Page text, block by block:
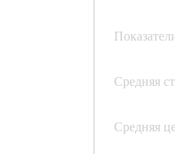
Средняя
Средняя